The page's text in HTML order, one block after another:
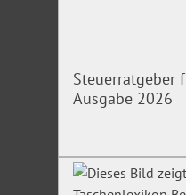
Steuerratgeber
Ausgabe 2026